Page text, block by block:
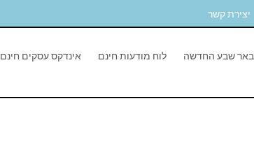
יצירת קשר
באר שבע החדשה לוח מודעות חינם אינדקס עסקים חינם